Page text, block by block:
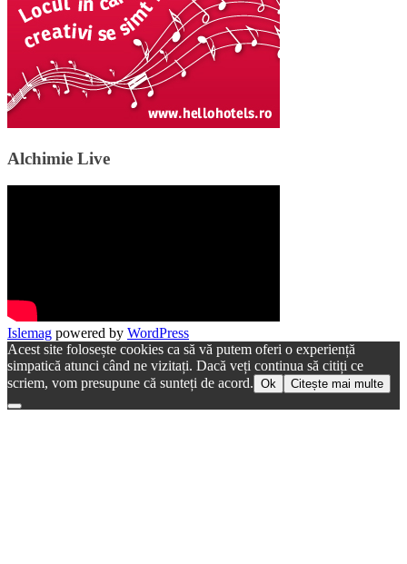
Alchimie Live
Islemag powered by WordPress
Acest site folosește cookies ca să vă putem oferi o experiență
simpatică atunci când ne vizitați. Dacă veți continua să citiți ce
scriem, vom presupune că sunteți de acord. Ok Citește mai multe